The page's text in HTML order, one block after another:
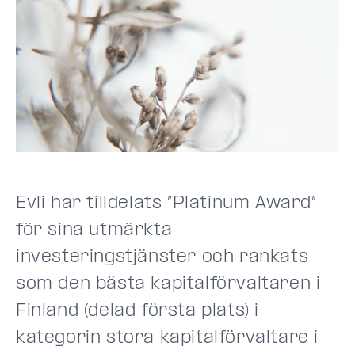
Evli har tilldelats ”Platinum Award”
för sina utmärkta
investeringstjänster och rankats
som den bästa kapitalförvaltaren i
Finland (delad första plats) i
kategorin stora kapitalförvaltare i